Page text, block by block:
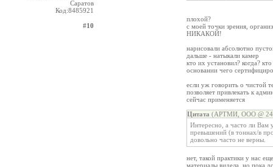
Саратов
Код:8485921
#10
плохой?
с моей точки зрения,
НИКАКОЙ!
нарисовали абсолютно
дальше - натыкали камер
кто их установил? когда?
основании чего
если уж говорить о чистой
позволяет привлекать к
сейчас применяется
Цитата (АРТМИ, ООО @
Интересно, а часто ли Вам
превышений (в тоннах/в
довольно часто не верны.
нет, такой практики у нас
материалы видела, но пока